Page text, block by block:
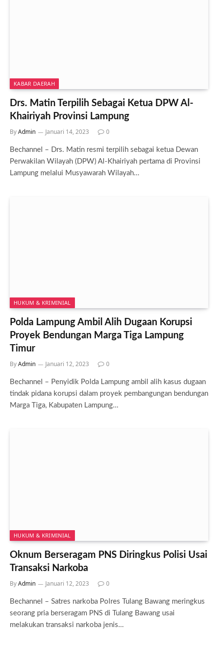
KABAR DAERAH
Drs. Matin Terpilih Sebagai Ketua DPW Al-
Khairiyah Provinsi Lampung
ByAdmin Januari 14, 2023 0
Bechannel – Drs. Matin resmi terpilih sebagai ketua Dewan
Perwakilan Wilayah (DPW) Al-Khairiyah pertama di Provinsi
Lampung melalui Musyawarah Wilayah…
HUKUM & KRIMINIAL
Polda Lampung Ambil Alih Dugaan Korupsi
Proyek Bendungan Marga Tiga Lampung
Timur
ByAdmin Januari 12, 2023 0
Bechannel – Penyidik Polda Lampung ambil alih kasus dugaan
tindak pidana korupsi dalam proyek pembangungan bendungan
Marga Tiga, Kabupaten Lampung…
HUKUM & KRIMINIAL
Oknum Berseragam PNS Diringkus Polisi Usai
Transaksi Narkoba
ByAdmin Januari 12, 2023 0
Bechannel – Satres narkoba Polres Tulang Bawang meringkus
seorang pria berseragam PNS di Tulang Bawang usai
melakukan transaksi narkoba jenis…